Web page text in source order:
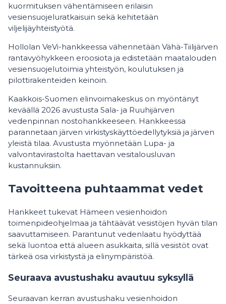
kuormituksen vähentämiseen erilaisin
vesiensuojeluratkaisuin sekä kehitetään
viljelijäyhteistyötä.
Hollolan VeVi-hankkeessa vähennetään Vähä-Tiilijärven
rantavyöhykkeen eroosiota ja edistetään maatalouden
vesiensuojelutoimia yhteistyön, koulutuksen ja
pilottirakenteiden keinoin.
Kaakkois-Suomen elinvoimakeskus on myöntänyt
keväällä 2026 avustusta Sala- ja Ruuhijärven
vedenpinnan nostohankkeeseen. Hankkeessa
parannetaan järven virkistyskäyttöedellytyksiä ja järven
yleistä tilaa. Avustusta myönnetään Lupa- ja
valvontavirastolta haettavan vesitalousluvan
kustannuksiin.
Tavoitteena puhtaammat vedet
Hankkeet tukevat Hämeen vesienhoidon
toimenpideohjelmaa ja tähtäävät vesistöjen hyvän tilan
saavuttamiseen. Parantunut vedenlaatu hyödyttää
sekä luontoa että alueen asukkaita, sillä vesistöt ovat
tärkeä osa virkistystä ja elinympäristöä.
Seuraava avustushaku avautuu syksyllä
Seuraavan kerran avustushaku vesienhoidon